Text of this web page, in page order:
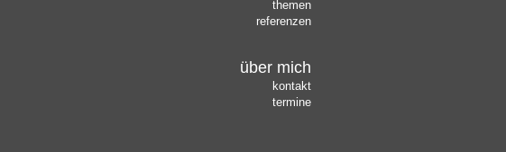
themen
referenzen
über mich
kontakt
termine